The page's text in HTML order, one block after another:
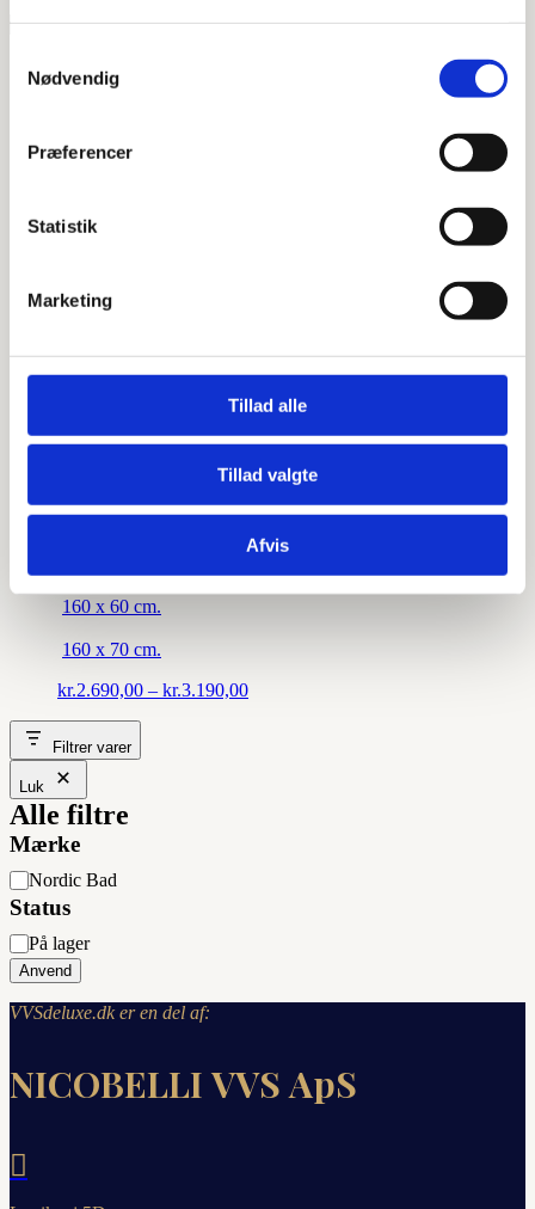
Nødvendig
Præferencer
Statistik
Marketing
Tillad alle
Tillad valgte
Afvis
160 x 60 cm.
160 x 70 cm.
kr.2.690,00 – kr.3.190,00Prisinterval:
Filtrer varer
Luk
Alle filtre
Mærke
Mærke
Nordic Bad
Status
Status
På lager
Anvend
VVSdeluxe.dk er en del af:
NICOBELLI VVS ApS
